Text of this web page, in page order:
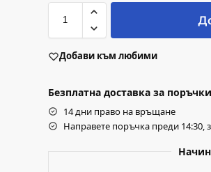
Добави към любими
Безплатна доставка за
14 дни право на връщане
Направете поръчка преди